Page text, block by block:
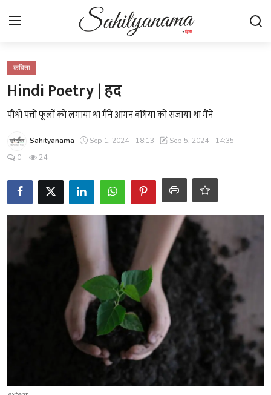
होम
कहानी
आलेख
कविता
Hindi Poetry | हद
पौधों पत्तो फूलों को लगाया था मैंने आंगन बगिया को सजाया था मैंने
Sahityanama Sep 1, 2024 - 18:13
Sep 5, 2024 - 14:35
0
24